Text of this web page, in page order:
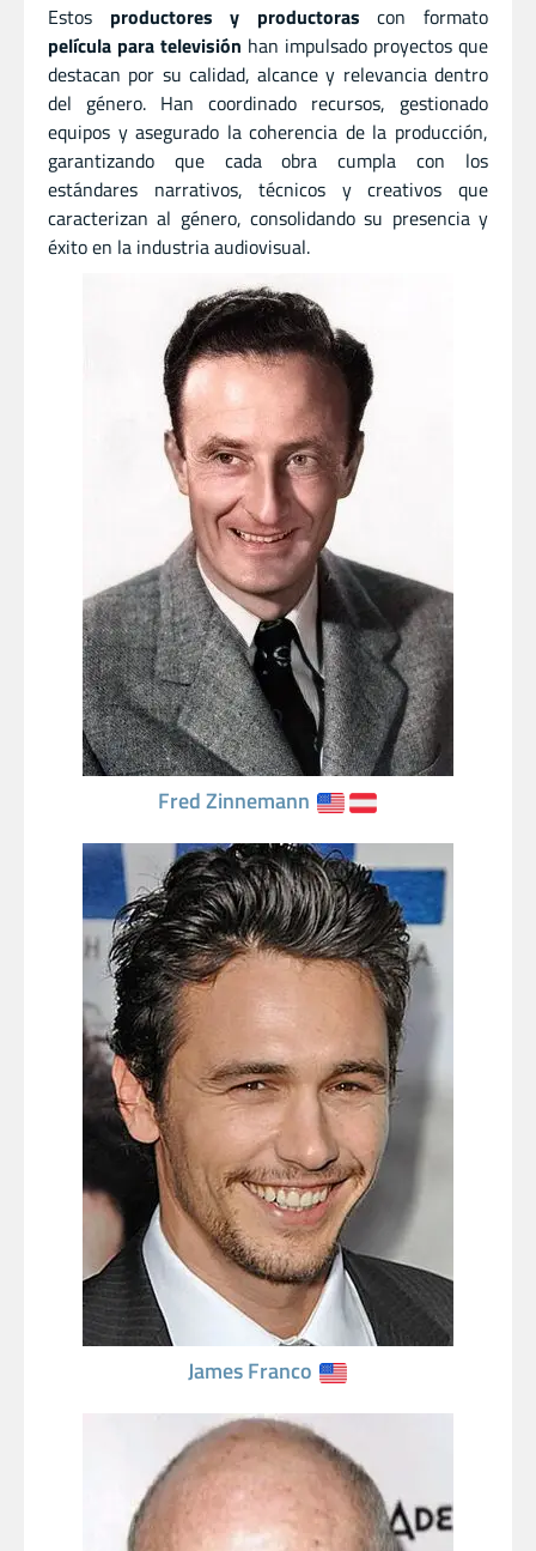
Estos productores y productoras con formato
película para televisión han impulsado proyectos que
destacan por su calidad, alcance y relevancia dentro
del género. Han coordinado recursos, gestionado
equipos y asegurado la coherencia de la producción,
garantizando que cada obra cumpla con los
estándares narrativos, técnicos y creativos que
caracterizan al género, consolidando su presencia y
éxito en la industria audiovisual.
Fred Zinnemann
James Franco